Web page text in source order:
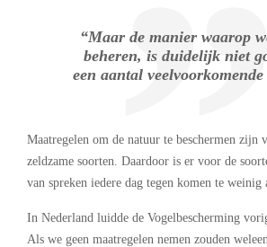
“Maar de manier waarop
beheren, is duidelijk niet
een aantal veelvoorkomende
Maatregelen om de natuur te beschermen zijn
zeldzame soorten. Daardoor is er voor de
van spreken iedere dag tegen komen te weinig
In Nederland luidde de Vogelbescherming
Als we geen maatregelen nemen zouden